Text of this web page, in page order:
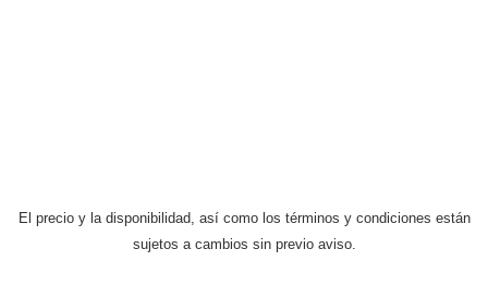
El precio y la disponibilidad, así como los términos y condiciones están
sujetos a cambios sin previo aviso.